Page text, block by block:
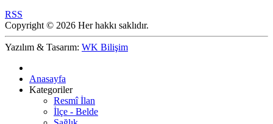
RSS
Copyright © 2026 Her hakkı saklıdır.
Yazılım & Tasarım: WK Bilişim
Anasayfa
Kategoriler
Resmî İlan
İlçe - Belde